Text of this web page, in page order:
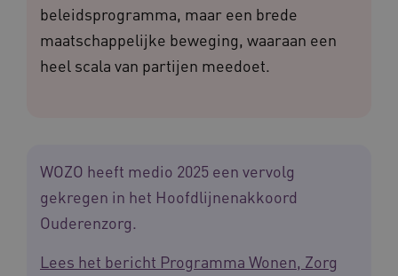
beleidsprogramma, maar een brede
maatschappelijke beweging, waaraan een
heel scala van partijen meedoet.
WOZO heeft medio 2025 een vervolg
gekregen in het Hoofdlijnenakkoord
Ouderenzorg.
Lees het bericht Programma Wonen, Zorg